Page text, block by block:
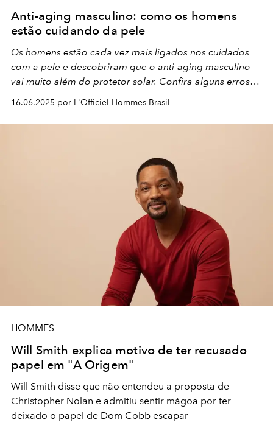
Anti-aging masculino: como os homens
estão cuidando da pele
Os homens estão cada vez mais ligados nos cuidados
com a pele e descobriram que o anti-aging masculino
vai muito além do protetor solar. Confira alguns erros
comuns e como evitá-los!
16.06.2025 por L'Officiel Hommes Brasil
HOMMES
Will Smith explica motivo de ter recusado
papel em "A Origem"
Will Smith disse que não entendeu a proposta de
Christopher Nolan e admitiu sentir mágoa por ter
deixado o papel de Dom Cobb escapar